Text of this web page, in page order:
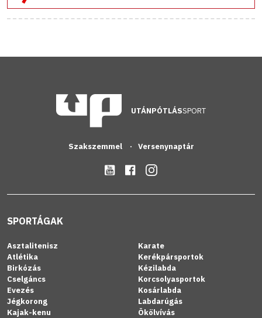
UTÁNPÓTLÁSSPORT
Szakszemmel Versenynaptár
SPORTÁGAK
Asztalitenisz
Atlétika
Birkózás
Cselgáncs
Evezés
Jégkorong
Kajak-kenu
Karate
Kerékpársportok
Kézilabda
Korcsolyasportok
Kosárlabda
Labdarúgás
Ökölvívás